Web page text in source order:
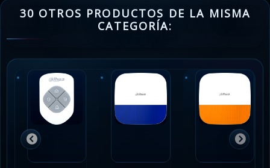
30 OTROS PRODUCTOS DE LA MISMA
CATEGORÍA: